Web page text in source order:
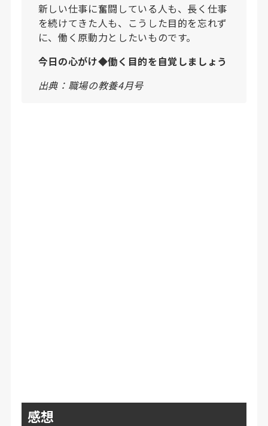
新しい仕事に奮闘している人も、長く仕事
を続けてきた人も、こうした目的を忘れず
に、働く原動力としたいものです。
今日の心がけ◆働く目的を自覚しましょう
出典：職場の教養4月号
感想